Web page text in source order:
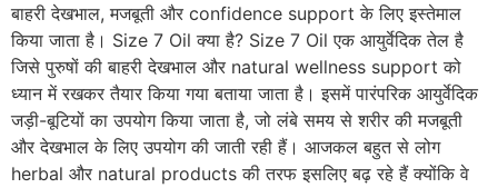
बाहरी देखभाल, मजबूती और confidence support के लिए इस्तेमाल
किया जाता है। Size 7 Oil क्या है? Size 7 Oil एक आयुर्वेदिक तेल है
जिसे पुरुषों की बाहरी देखभाल और natural wellness support को
ध्यान में रखकर तैयार किया गया बताया जाता है। इसमें पारंपरिक आयुर्वेदिक
जड़ी-बूटियों का उपयोग किया जाता है, जो लंबे समय से शरीर की मजबूती
और देखभाल के लिए उपयोग की जाती रही हैं। आजकल बहुत से लोग
herbal और natural products की तरफ इसलिए बढ़ रहे हैं क्योंकि वे